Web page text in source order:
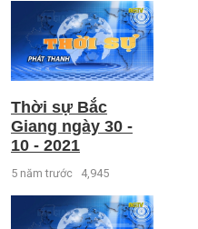
Thời sự Bắc
Giang ngày 30 -
10 - 2021
5 năm trước 4,945